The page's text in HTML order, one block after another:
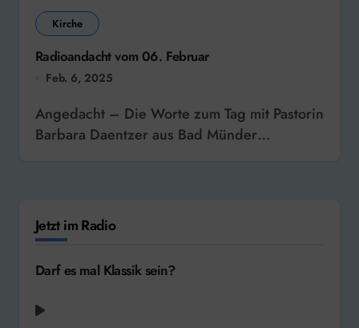
Kirche
Radioandacht vom 06. Februar
Feb. 6, 2025
Angedacht – Die Worte zum Tag mit Pastorin
Barbara Daentzer aus Bad Münder…
Jetzt im Radio
Darf es mal Klassik sein?